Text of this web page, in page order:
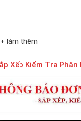
làm thêm
Xếp Kiểm Tra Phân